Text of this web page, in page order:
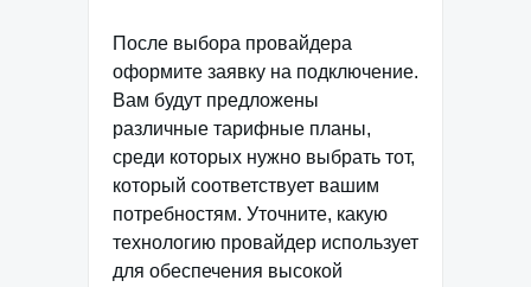
После выбора провайдера
оформите заявку на подключение.
Вам будут предложены
различные тарифные планы,
среди которых нужно выбрать тот,
который соответствует вашим
потребностям. Уточните, какую
технологию провайдер использует
для обеспечения высокой